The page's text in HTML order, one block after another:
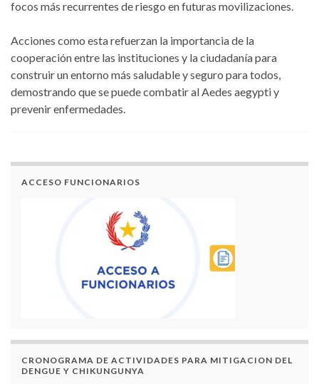
focos más recurrentes de riesgo en futuras movilizaciones.
Acciones como esta refuerzan la importancia de la
cooperación entre las instituciones y la ciudadanía para
construir un entorno más saludable y seguro para todos,
demostrando que se puede combatir al Aedes aegypti y
prevenir enfermedades.
ACCESO FUNCIONARIOS
CRONOGRAMA DE ACTIVIDADES PARA MITIGACION DEL
DENGUE Y CHIKUNGUNYA